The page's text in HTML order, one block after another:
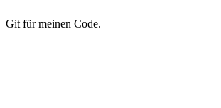
Git für meinen Code.